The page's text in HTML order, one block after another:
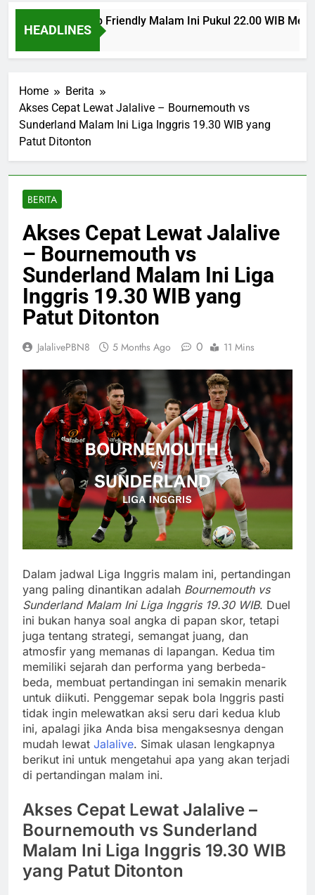
HEADLINES
Man United Club Friendly Malam Ini Pukul 22.00 WIB
Home
Berita
Akses Cepat Lewat Jalalive – Bournemouth vs
Sunderland Malam Ini Liga Inggris 19.30 WIB yang
Patut Ditonton
BERITA
Akses Cepat Lewat Jalalive
– Bournemouth vs
Sunderland Malam Ini Liga
Inggris 19.30 WIB yang
Patut Ditonton
JalalivePBN8 5 Months Ago 0 11 Mins
Dalam jadwal Liga Inggris malam ini, pertandingan
yang paling dinantikan adalah Bournemouth vs
Sunderland Malam Ini Liga Inggris 19.30 WIB. Duel
ini bukan hanya soal angka di papan skor, tetapi
juga tentang strategi, semangat juang, dan
atmosfir yang memanas di lapangan. Kedua tim
memiliki sejarah dan performa yang berbeda-
beda, membuat pertandingan ini semakin menarik
untuk diikuti. Penggemar sepak bola Inggris pasti
tidak ingin melewatkan aksi seru dari kedua klub
ini, apalagi jika Anda bisa mengaksesnya dengan
mudah lewat Jalalive. Simak ulasan lengkapnya
berikut ini untuk mengetahui apa yang akan terjadi
di pertandingan malam ini.
Akses Cepat Lewat Jalalive –
Bournemouth vs Sunderland
Malam Ini Liga Inggris 19.30 WIB
yang Patut Ditonton